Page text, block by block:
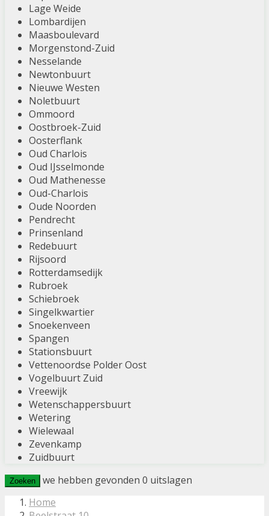
Lage Weide
Lombardijen
Maasboulevard
Morgenstond-Zuid
Nesselande
Newtonbuurt
Nieuwe Westen
Noletbuurt
Ommoord
Oostbroek-Zuid
Oosterflank
Oud Charlois
Oud IJsselmonde
Oud Mathenesse
Oud-Charlois
Oude Noorden
Pendrecht
Prinsenland
Redebuurt
Rijsoord
Rotterdamsedijk
Rubroek
Schiebroek
Singelkwartier
Snoekenveen
Spangen
Stationsbuurt
Vettenoordse Polder Oost
Vogelbuurt Zuid
Vreewijk
Wetenschappersbuurt
Wetering
Wielewaal
Zevenkamp
Zuidbuurt
Zoeken we hebben gevonden 0 uitslagen
Home